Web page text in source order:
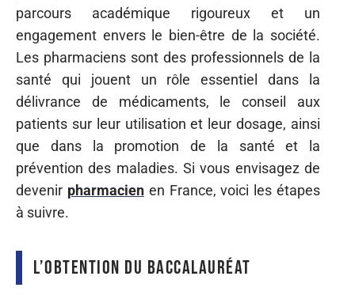
parcours académique rigoureux et un
engagement envers le bien-être de la société.
Les pharmaciens sont des professionnels de la
santé qui jouent un rôle essentiel dans la
délivrance de médicaments, le conseil aux
patients sur leur utilisation et leur dosage, ainsi
que dans la promotion de la santé et la
prévention des maladies. Si vous envisagez de
devenir pharmacienen France, voici les étapes
à suivre.
L’obtention du baccalauréat